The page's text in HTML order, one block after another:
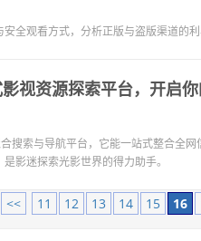
全观看方式，分析正版与盗版渠道的
视资源探索平台，开启
搜索与导航平台，它能一站式整合全
影迷探索光影世界的得力助手。
<< 11 12 13 14 15 16